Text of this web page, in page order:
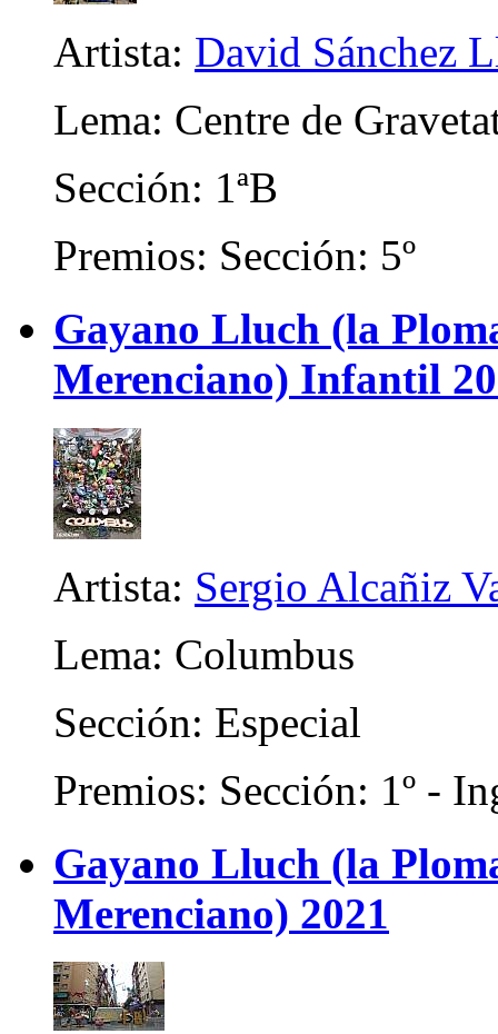
Artista: David Sánchez
Lema: Centre de
Sección: 1ªB
Premios: Sección: 5º
Gayano Lluch (la
Merenciano) Infantil
Artista: Sergio Alcañiz
Lema: Columbus
Sección: Especial
Premios: Sección: 1º -
Gayano Lluch (la
Merenciano) 2021